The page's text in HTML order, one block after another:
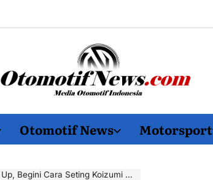
Otomotif News Motorsport
Seting Koizumi Agar Tidak Gagal Paham